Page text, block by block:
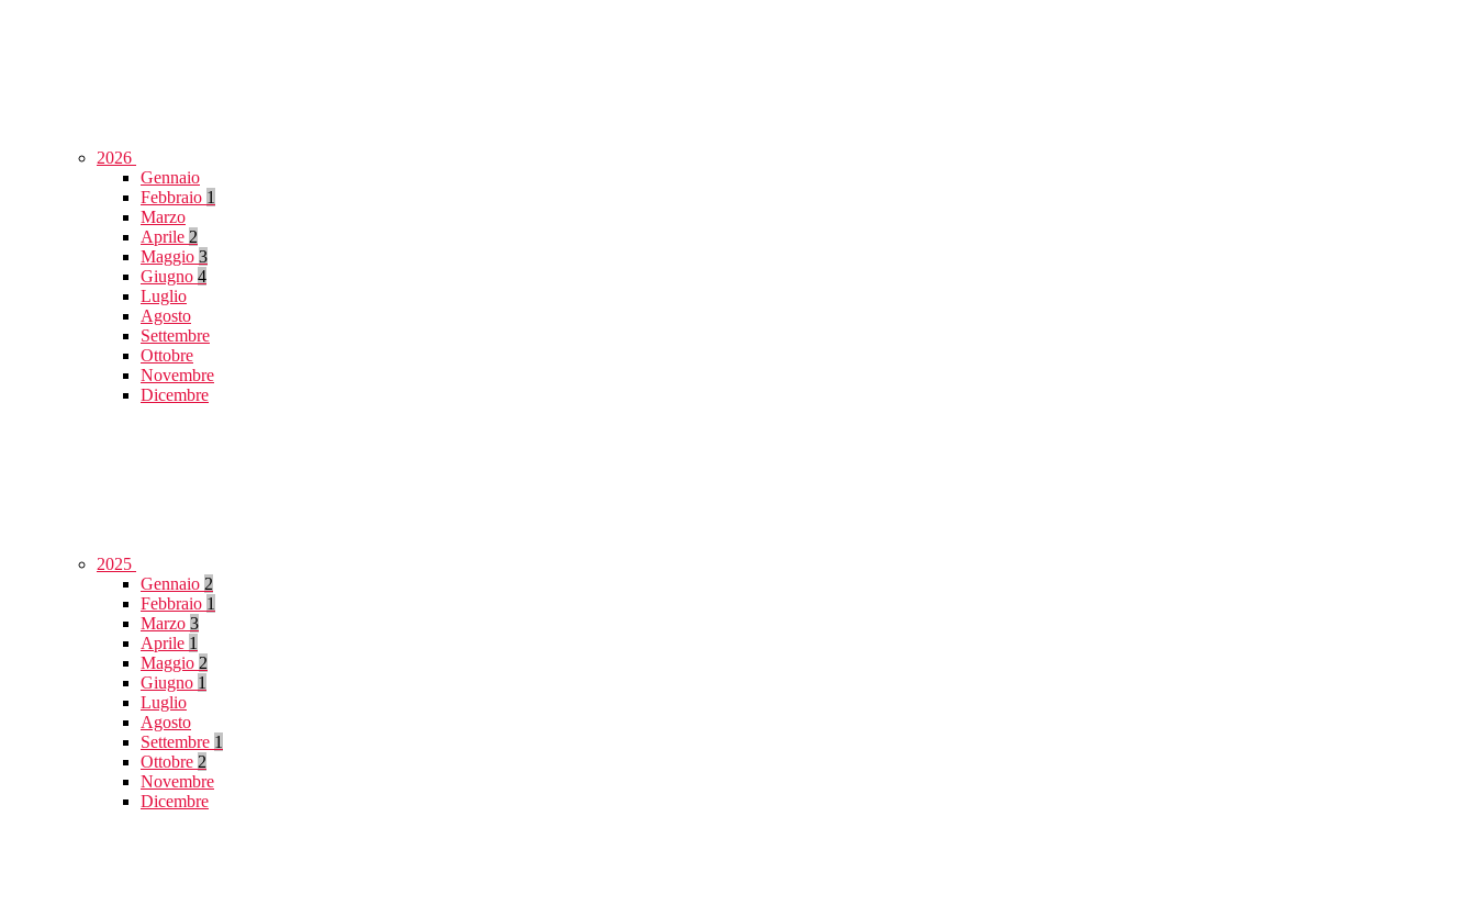
2026
Gennaio
Febbraio 1
Marzo
Aprile 2
Maggio 3
Giugno 4
Luglio
Agosto
Settembre
Ottobre
Novembre
Dicembre
2025
Gennaio 2
Febbraio 1
Marzo 3
Aprile 1
Maggio 2
Giugno 1
Luglio
Agosto
Settembre 1
Ottobre 2
Novembre
Dicembre